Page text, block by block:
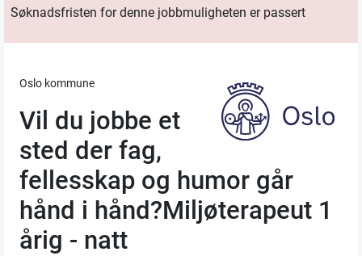
Søknadsfristen for denne jobbmuligheten er passert
Oslo kommune
Vil du jobbe et
sted der fag,
fellesskap og humor går
hånd i hånd?Miljøterapeut 1
årig - natt